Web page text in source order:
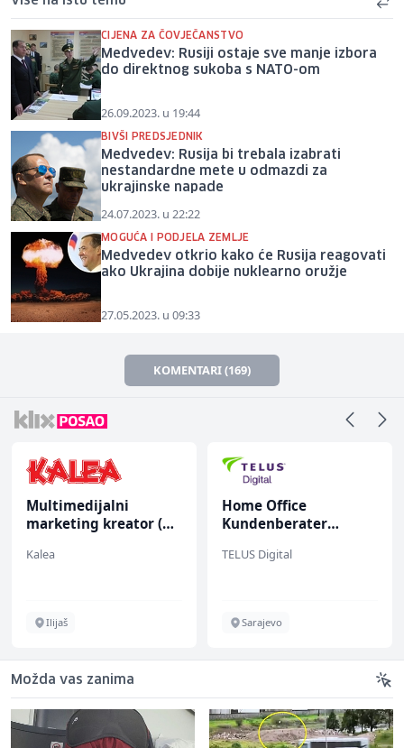
CIJENA ZA ČOVJEČANSTVO
Medvedev: Rusiji ostaje sve manje izbora
do direktnog sukoba s NATO-om
26.09.2023. u 19:44
BIVŠI PREDSJEDNIK
Medvedev: Rusija bi trebala izabrati
nestandardne mete u odmazdi za
ukrajinske napade
24.07.2023. u 22:22
MOGUĆA I PODJELA ZEMLJE
Medvedev otkrio kako će Rusija reagovati
ako Ukrajina dobije nuklearno oružje
27.05.2023. u 09:33
KOMENTARI (169)
Multimedijalni
marketing kreator (m/
Kalea
Ilijaš
Home Office
Kundenberater
renommiertes
TELUS Digital
Sarajevo
Možda vas zanima